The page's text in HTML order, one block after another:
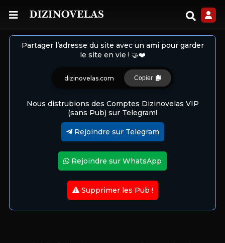
Partager l’adresse du site avec un ami pour garder
le site en vie ! 🤝❤️
dizinovelas.com Copier
Nous distrubions des Comptes Dizinovelas VIP
(sans Pub) sur Telegram!
Rejoindre sur Telegram
Rejoindre sur WhatsApp
Supprimer les Pub !